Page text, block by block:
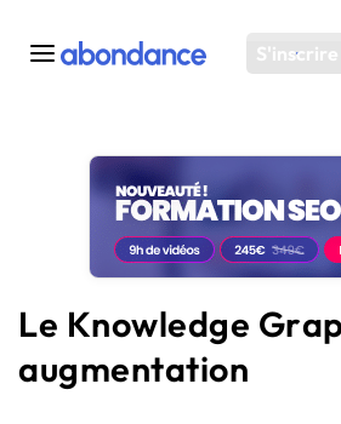
S'inscrire
Toutes les actus
Actus SEO
Plateforme
Solutions
Ressources
Audit SEO
Le Knowledge
augmentation